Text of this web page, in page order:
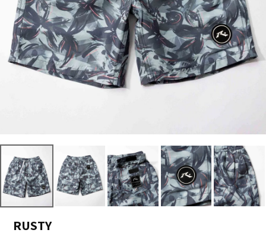
RUSTY